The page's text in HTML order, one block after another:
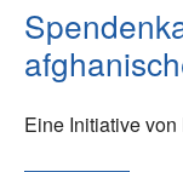
Eine Initiative